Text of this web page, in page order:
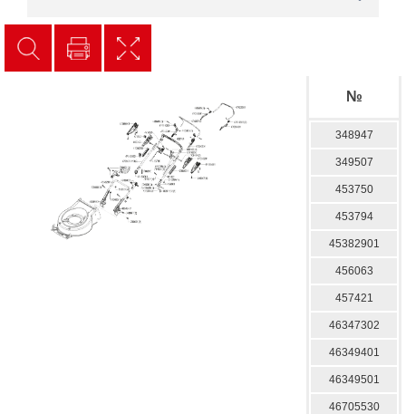
№
348947
349507
453750
453794
45382901
456063
457421
46347302
46349401
46349501
46705530